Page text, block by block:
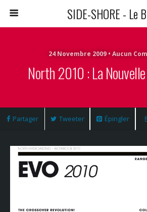
SIDE-SHORE - Le
24 Novembre 2009 • Aucun
North 2010 : La
Partager Tweeter Épingler